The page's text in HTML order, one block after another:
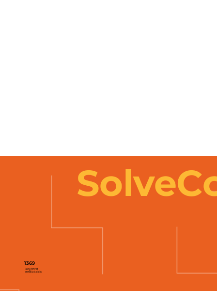
1369
ನಿರೀಕ್ಷಿಸಲಾಗಿದೆ
ಭಾಗವಹಿಸುವವರು